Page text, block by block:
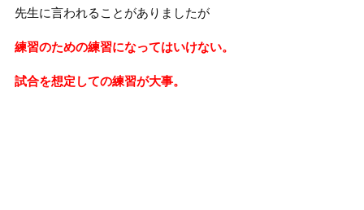
先生に言われることがありましたが
練習のための練習になってはいけない。
試合を想定しての練習が大事。